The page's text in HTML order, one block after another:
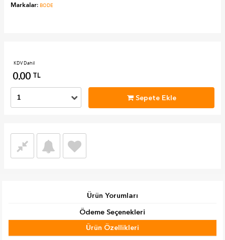
Markalar: BODE
KDV Dahil
0.00 TL
Sepete Ekle
Ürün Özellikleri
Ürün Yorumları
Ödeme Seçenekleri
Tab Başlık 2